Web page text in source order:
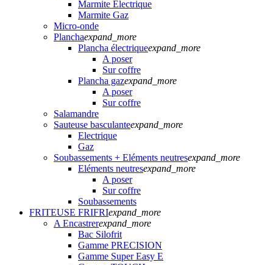
Marmite Electrique
Marmite Gaz
Micro-onde
Planchaexpand_more
Plancha électriqueexpand_more
A poser
Sur coffre
Plancha gazexpand_more
A poser
Sur coffre
Salamandre
Sauteuse basculanteexpand_more
Electrique
Gaz
Soubassements + Eléments neutresexpand_more
Eléments neutresexpand_more
A poser
Sur coffre
Soubassements
FRITEUSE FRIFRIexpand_more
A Encastrerexpand_more
Bac Silofrit
Gamme PRECISION
Gamme Super Easy E